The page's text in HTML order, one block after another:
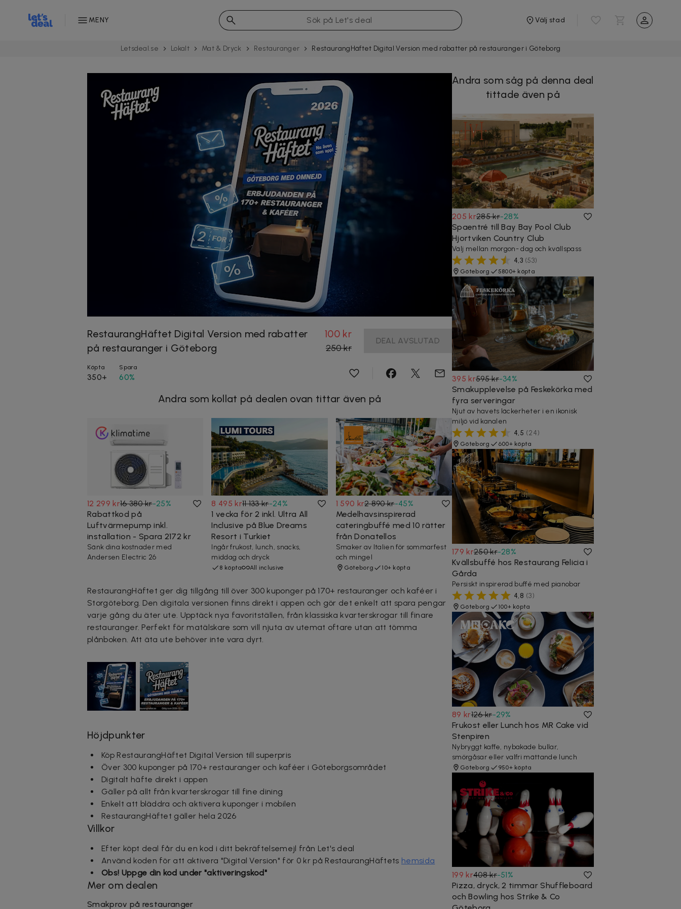
MENY Välj stad
Letsdeal.se Lokalt Mat & Dryck Restau­rang­er RestaurangHäftet Digital Version med rabatter på restauranger i Göteborg
RestaurangHäftet Digital Version med rabatter
på restauranger i Göteborg
100 kr
250 kr
DEAL AVSLUTAD
Köpta
350+
Spara
60%
Andra som kollat på dealen ovan tittar även på
12 299 kr16 380 kr-25%
Rabattkod på
Luftvärmepump inkl.
installation - Spara 2172 kr
Sänk dina kostnader med
Andersen Electric 26
8 495 kr11 133 kr-24%
1 vecka för 2 inkl. Ultra All
Inclusive på Blue Dreams
Resort i Turkiet
Ingår frukost, lunch, snacks,
middag och dryck
8 köpta All inclusive
1 590 kr2 890 kr-45%
Medelhavsinspirerad
cateringbuffé med 10 rätter
från Donatellos
Smaker av Italien för sommarfest
och mingel
Göteborg 10+ köpta
RestaurangHäftet ger dig tillgång till över 300 kuponger på 170+ restauranger och kaféer i
Storgöteborg. Den digitala versionen finns direkt i appen och gör det enkelt att spara pengar
varje gång du äter ute. Upptäck nya favoritställen, från klassiska kvarterskrogar till finare
restauranger. Perfekt för matälskare som vill njuta av utemat oftare utan att tömma
plånboken. Att äta ute behöver inte vara dyrt.
Höjdpunkter
Köp RestaurangHäftet Digital Version till superpris
Över 300 kuponger på 170+ restauranger och kaféer i Göteborgsområdet
Digitalt häfte direkt i appen
Gäller på allt från kvarterskrogar till fine dining
Enkelt att bläddra och aktivera kuponger i mobilen
RestaurangHäftet gäller hela 2026
Villkor
Efter köpt deal får du en kod i ditt bekräftelsemejl från Let's deal
Använd koden för att aktivera "Digital Version" för 0 kr på RestaurangHäftets hemsida
Obs! Uppge din kod under "aktiveringskod"
Mer om dealen
Smakprov på restauranger
Andra som såg på denna deal
tittade även på
205 kr285 kr-28%
Spaentré till Bay Bay Pool Club
Hjortviken Country Club
Välj mellan morgon- dag och kvällspass
4,3 (53)
Göteborg 5800+ köpta
395 kr595 kr-34%
Smakupplevelse på Feskekörka med
fyra serveringar
Njut av havets läckerheter i en ikonisk
miljö vid kanalen
4,5 (24)
Göteborg 600+ köpta
179 kr250 kr-28%
Kvällsbuffé hos Restaurang Felicia i
Gårda
Persiskt inspirerad buffé med pianobar
4,8 (3)
Göteborg 100+ köpta
89 kr126 kr-29%
Frukost eller Lunch hos MR Cake vid
Stenpiren
Nybryggt kaffe, nybakade bullar,
smörgåsar eller valfri mättande lunch
Göteborg 950+ köpta
199 kr408 kr-51%
Pizza, dryck, 2 timmar Shuffleboard
och Bowling hos Strike & Co